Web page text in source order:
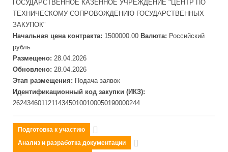
ГОСУДАРСТВЕННОЕ КАЗЕННОЕ УЧРЕЖДЕНИЕ "ЦЕНТР ПО
ТЕХНИЧЕСКОМУ СОПРОВОЖДЕНИЮ ГОСУДАРСТВЕННЫХ
ЗАКУПОК"
Начальная цена контракта: 1500000.00 Валюта: Российский
рубль
Размещено: 28.04.2026
Обновлено: 28.04.2026
Этап размещения: Подача заявок
Идентификационный код закупки (ИКЗ):
262434601121143450100100050190000244
Подготовка к участию
Анализ и разработка документации